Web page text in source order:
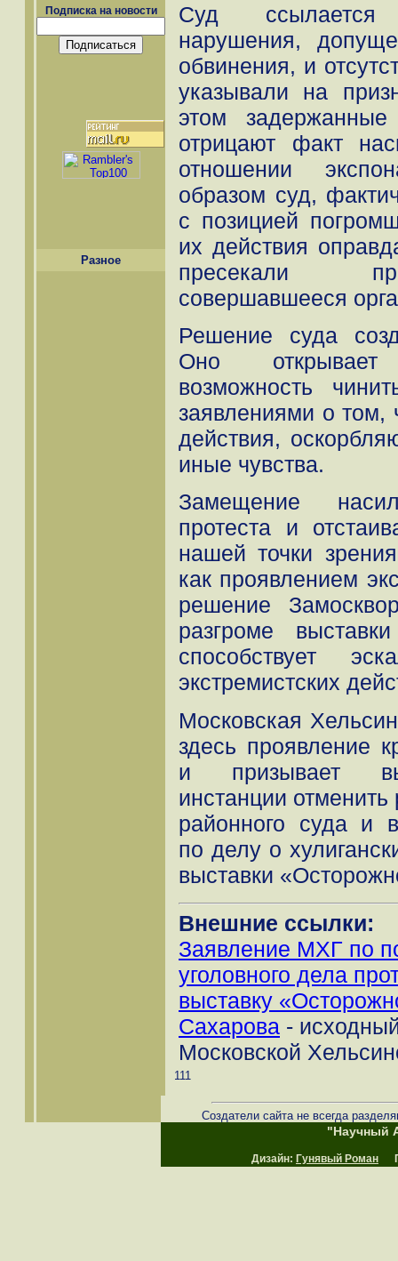
Подписка на новости
Разное
Суд ссылается
нарушения,
обвинения, и
указывали на
этом
отрицают факт
отношении
образом суд,
с позицией
их действия
пресекали
совершавшееся
Решение суда
Оно
возможность
заявлениями о том,
действия,
иные чувства.
Замещение
протеста и
нашей точки
как проявлением
решение
разгроме
способствует
экстремистских
Московская
здесь проявление
и призывает
инстанции
районного суда и
по делу о
выставки
Внешние ссылки:
Заявление МХГ по
уголовного дела
выставку
Сахарова -
Московской
111
Создатели сайта не всегда
"Научный
Дизайн: Гунявый Роман